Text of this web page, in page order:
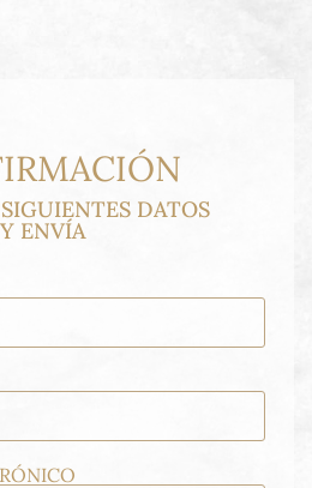
DATOS
Y ENVÍA